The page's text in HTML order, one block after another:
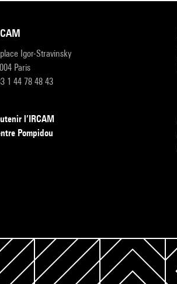
Igor-Stravinsky
Paris
1 44 78 48 43
l’IRCAM
Pompidou